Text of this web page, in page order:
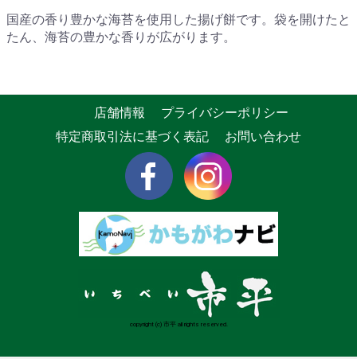
国産の香り豊かな海苔を使用した揚げ餅です。袋を開けたと
たん、海苔の豊かな香りが広がります。
店舗情報
プライバシーポリシー
特定商取引法に基づく表記
お問い合わせ
copyright (c) 市平 all rights reserved.